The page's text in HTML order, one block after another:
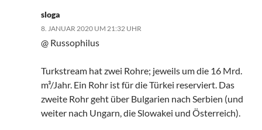
sloga
8. JANUAR 2020 UM 21:32 UHR
@ Russophilus
Turkstream hat zwei Rohre; jeweils um die 16 Mrd.
m³/Jahr. Ein Rohr ist für die Türkei reserviert. Das
zweite Rohr geht über Bulgarien nach Serbien (und
weiter nach Ungarn, die Slowakei und Österreich).